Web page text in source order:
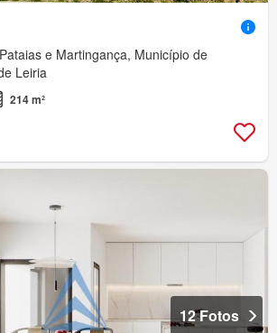
e Martingança, Município de
Leiria
214 m²
12 Fotos